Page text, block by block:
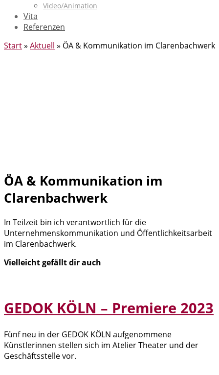
Video/Animation
Vita
Referenzen
Start» Aktuell » ÖA & Kommunikation im Clarenbachwerk
ÖA & Kommunikation im
Clarenbachwerk
In Teilzeit bin ich verantwortlich für die
Unternehmenskommunikation und Öffentlichkeitsarbeit
im Clarenbachwerk.
Vielleicht gefällt dir auch
GEDOK KÖLN – Premiere 2023
Fünf neu in der GEDOK KÖLN aufgenommene
Künstlerinnen stellen sich im Atelier Theater und der
Geschäftsstelle vor.